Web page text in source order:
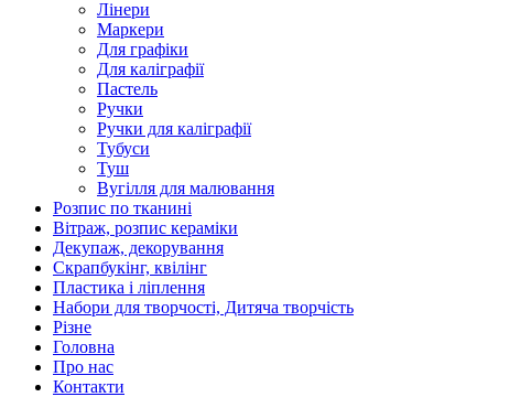
Лінери
Маркери
Для графіки
Для каліграфії
Пастель
Ручки
Ручки для каліграфії
Тубуси
Туш
Вугілля для малювання
Розпис по тканині
Вітраж, розпис кераміки
Декупаж, декорування
Скрапбукінг, квілінг
Пластика і ліплення
Набори для творчості, Дитяча творчість
Різне
Головна
Про нас
Контакти